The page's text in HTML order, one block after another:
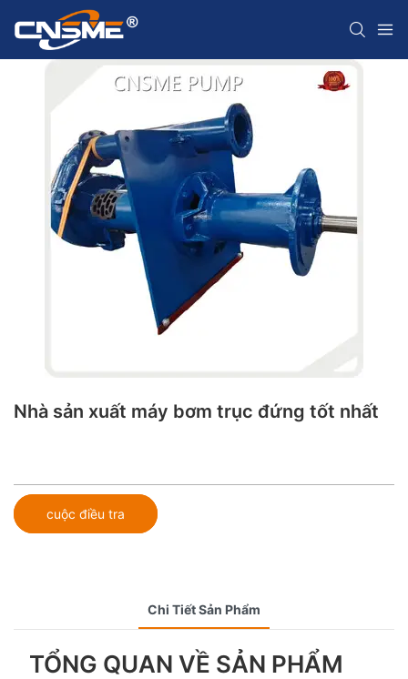
Nhà sản xuất máy bơm trục đứng tốt nhất
cuộc điều tra
Chi Tiết Sản Phẩm
TỔNG QUAN VỀ SẢN PHẨM